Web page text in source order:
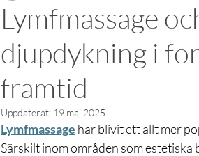
Lymfmassage
djupdykning i
framtid
Uppdaterat: 19 maj 2025
Lymfmassage har blivit ett allt mer
Särskilt inom områden som